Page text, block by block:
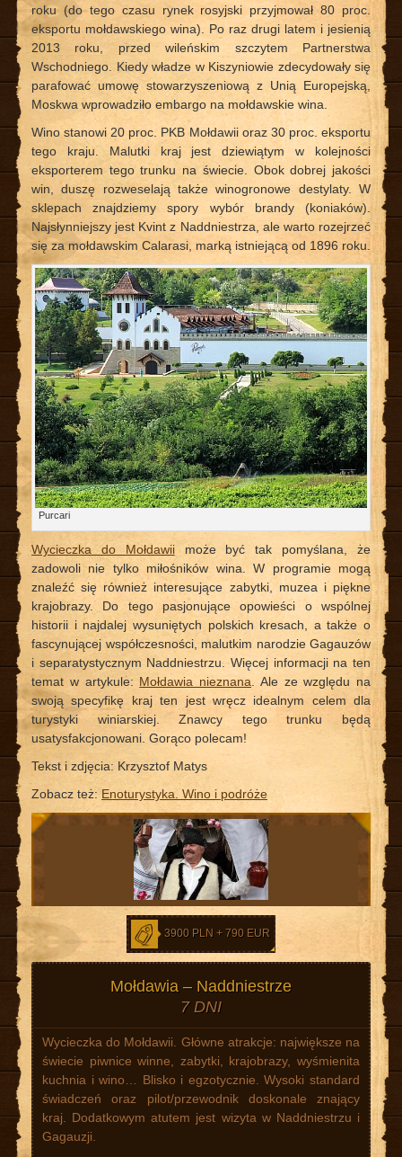
roku (do tego czasu rynek rosyjski przyjmował 80 proc.
eksportu mołdawskiego wina). Po raz drugi latem i jesienią
2013 roku, przed wileńskim szczytem Partnerstwa
Wschodniego. Kiedy władze w Kiszyniowie zdecydowały się
parafować umowę stowarzyszeniową z Unią Europejską,
Moskwa wprowadziło embargo na mołdawskie wina.
Wino stanowi 20 proc. PKB Mołdawii oraz 30 proc. eksportu
tego kraju. Malutki kraj jest dziewiątym w kolejności
eksporterem tego trunku na świecie. Obok dobrej jakości
win, duszę rozweselają także winogronowe destylaty. W
sklepach znajdziemy spory wybór brandy (koniaków).
Najsłynniejszy jest Kvint z Naddniestrza, ale warto rozejrzeć
się za mołdawskim Calarasi, marką istniejącą od 1896 roku.
Purcari
Wycieczka do Mołdawiimoże być tak pomyślana, że
zadowoli nie tylko miłośników wina. W programie mogą
znaleźć się również interesujące zabytki, muzea i piękne
krajobrazy. Do tego pasjonujące opowieści o wspólnej
historii i najdalej wysuniętych polskich kresach, a także o
fascynującej współczesności, malutkim narodzie Gagauzów
i separatystycznym Naddniestrzu. Więcej informacji na ten
temat w artykule: Mołdawia nieznana. Ale ze względu na
swoją specyfikę kraj ten jest wręcz idealnym celem dla
turystyki winiarskiej. Znawcy tego trunku będą
usatysfakcjonowani. Gorąco polecam!
Tekst i zdjęcia: Krzysztof Matys
Zobacz też:Enoturystyka. Wino i podróże
3900 PLN + 790 EUR
Mołdawia – Naddniestrze
7 DNI
Wycieczka do Mołdawii. Główne atrakcje: największe na
świecie piwnice winne, zabytki, krajobrazy, wyśmienita
kuchnia i wino… Blisko i egzotycznie. Wysoki standard
świadczeń oraz pilot/przewodnik doskonale znający
kraj. Dodatkowym atutem jest wizyta w Naddniestrzu i
Gagauzji.